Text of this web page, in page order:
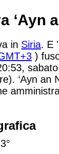
‘Ayn
in Siria. E
)
‘Ayn an